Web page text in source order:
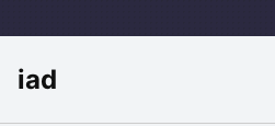
iad